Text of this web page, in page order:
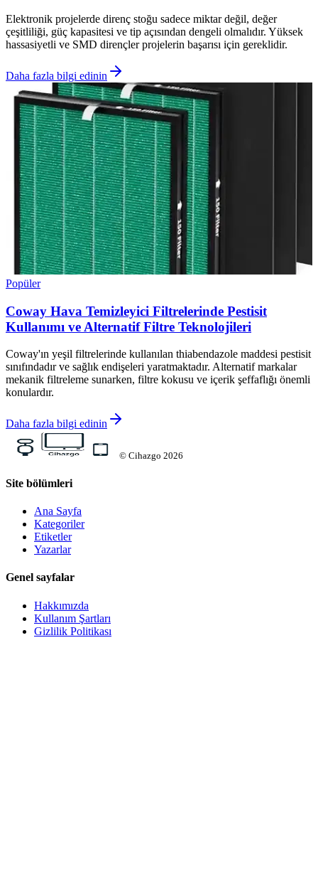
Elektronik projelerde direnç stoğu sadece miktar değil, değer
çeşitliliği, güç kapasitesi ve tip açısından dengeli olmalıdır. Yüksek
hassasiyetli ve SMD dirençler projelerin başarısı için gereklidir.
Daha fazla bilgi edinin
Popüler
Coway Hava Temizleyici Filtrelerinde Pestisit
Kullanımı ve Alternatif Filtre Teknolojileri
Coway'ın yeşil filtrelerinde kullanılan thiabendazole maddesi pestisit
sınıfındadır ve sağlık endişeleri yaratmaktadır. Alternatif markalar
mekanik filtreleme sunarken, filtre kokusu ve içerik şeffaflığı önemli
konulardır.
Daha fazla bilgi edinin
© Cihazgo 2026
Site bölümleri
Ana Sayfa
Kategoriler
Etiketler
Yazarlar
Genel sayfalar
Hakkımızda
Kullanım Şartları
Gizlilik Politikası